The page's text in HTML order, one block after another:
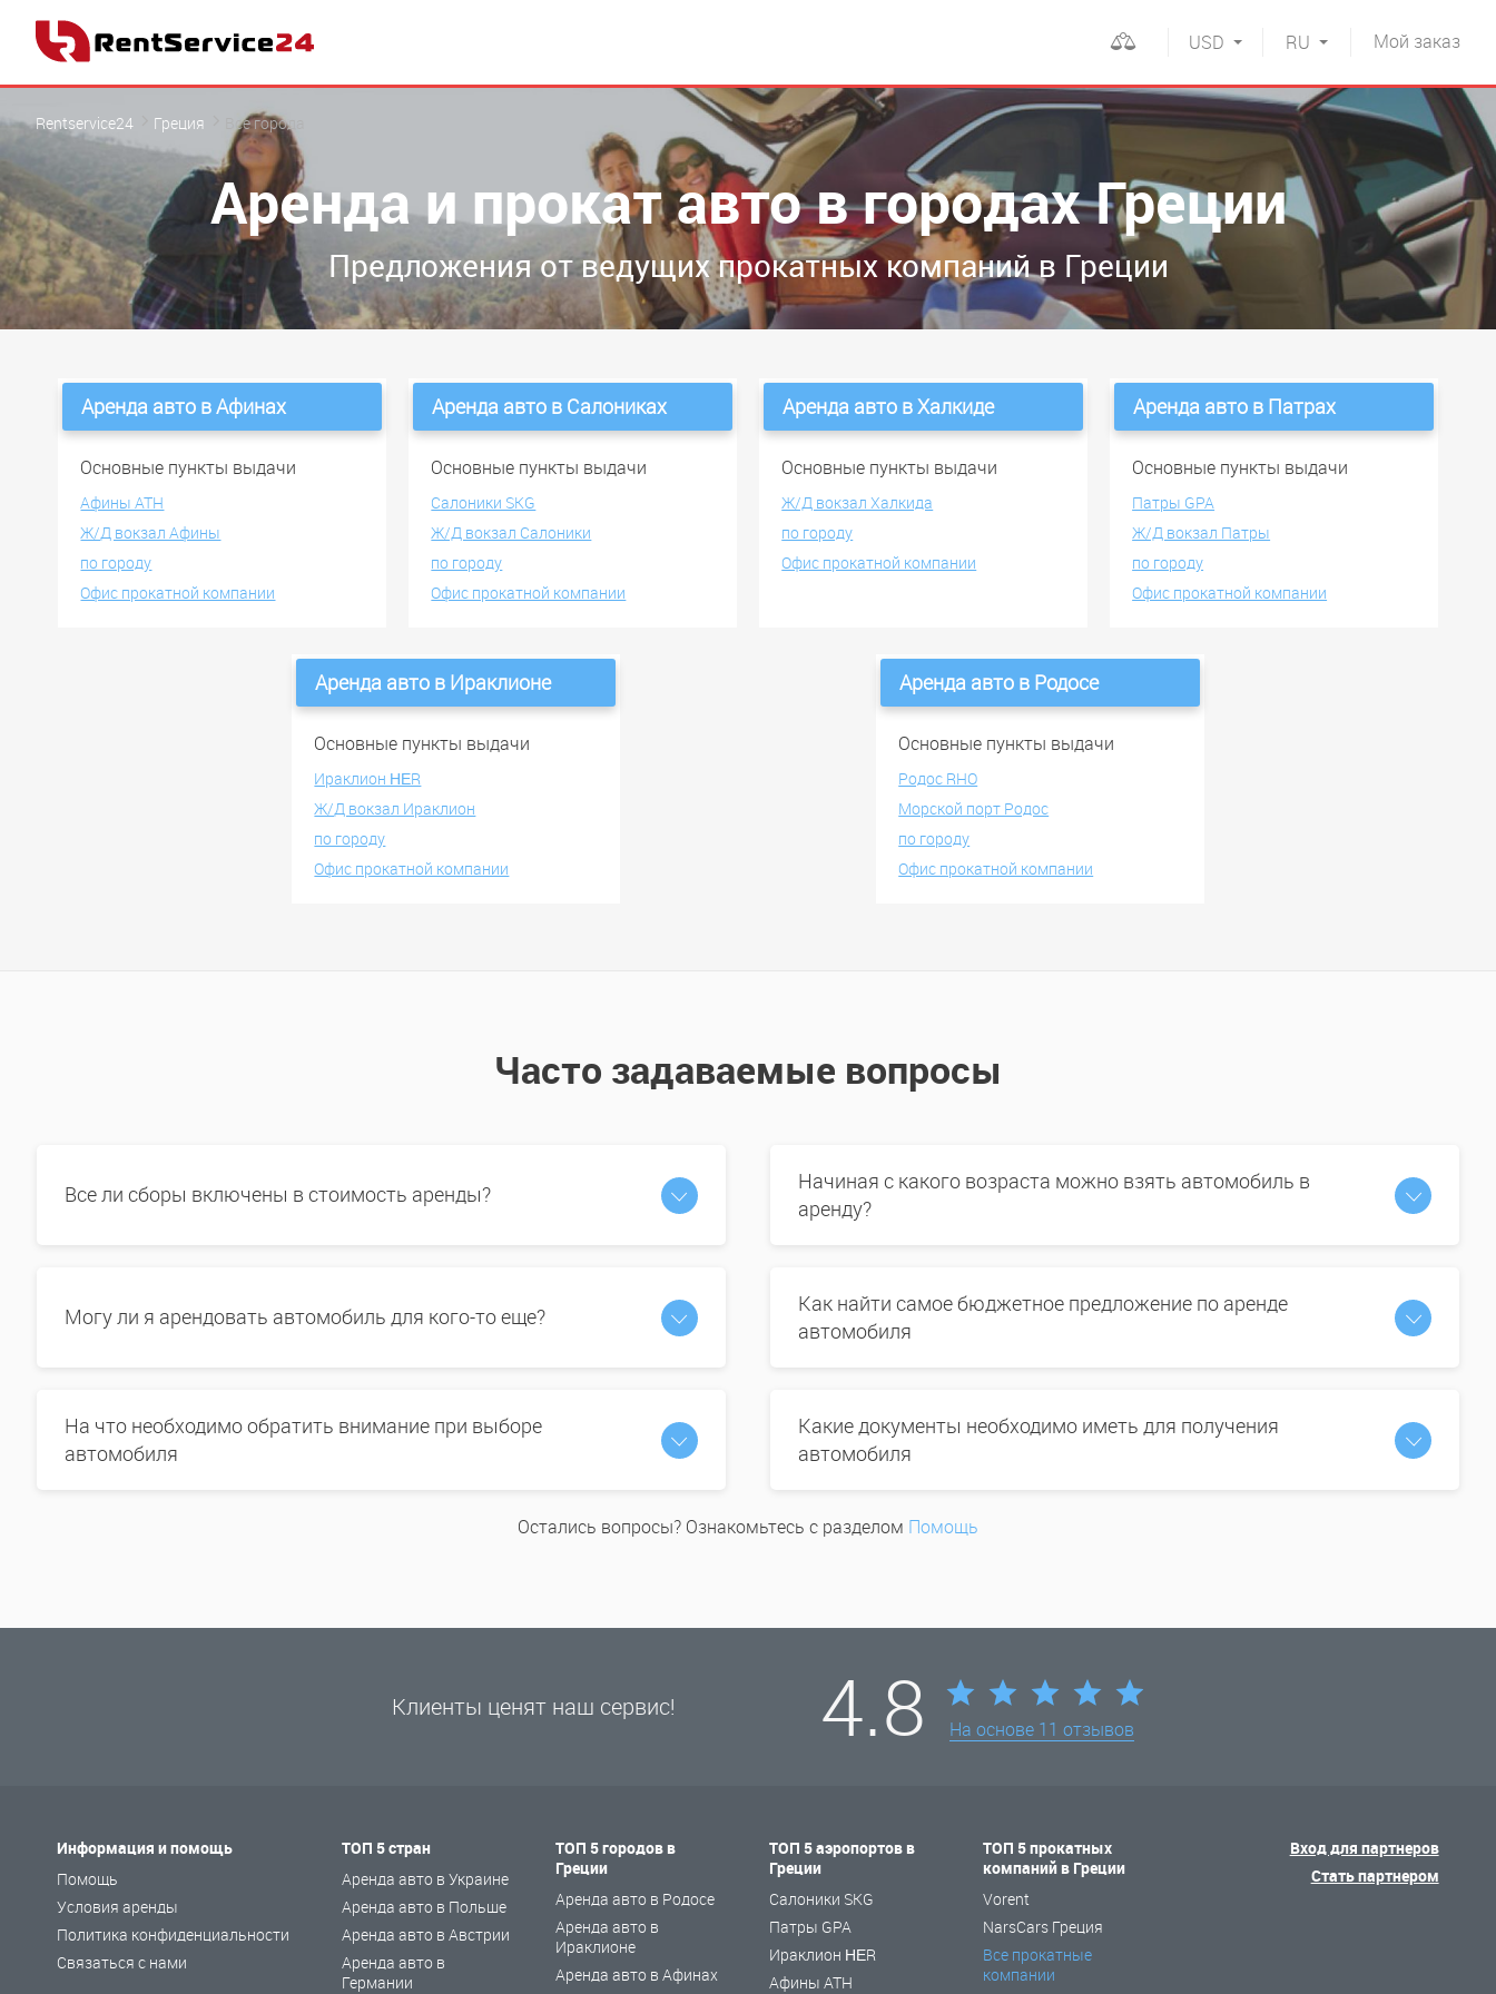
Мой заказ
RU
USD
Rentservice24 Греция Все города
Аренда и прокат авто в городах Греции
Предложения от ведущих прокатных компаний в Греции
Аренда авто в Афинах
Основные пункты выдачи
Афины ATH
Ж/Д вокзал Афины
по городу
Офис прокатной компании
Аренда авто в Салониках
Основные пункты выдачи
Салоники SKG
Ж/Д вокзал Салоники
по городу
Офис прокатной компании
Аренда авто в Халкиде
Основные пункты выдачи
Ж/Д вокзал Халкида
по городу
Офис прокатной компании
Аренда авто в Патрах
Основные пункты выдачи
Патры GPA
Ж/Д вокзал Патры
по городу
Офис прокатной компании
Аренда авто в Ираклионе
Основные пункты выдачи
Ираклион ΗΕR
Ж/Д вокзал Ираклион
по городу
Офис прокатной компании
Аренда авто в Родосе
Основные пункты выдачи
Родос RHO
Морской порт Родос
по городу
Офис прокатной компании
Часто задаваемые вопросы
Все ли сборы включены в стоимость аренды?
Начиная с какого возраста можно взять автомобиль в
аренду?
Могу ли я арендовать автомобиль для кого-то еще?
Как найти самое бюджетное предложение по аренде
автомобиля
На что необходимо обратить внимание при выборе
автомобиля
Какие документы необходимо иметь для получения
автомобиля
Остались вопросы? Ознакомьтесь с разделом Помощь
Клиенты ценят наш сервис! 4.8 На основе 11 отзывов
Информация и помощь
Помощь
Условия аренды
Политика конфиденциальности
Связаться с нами
ТОП 5 стран
Аренда авто в Украине
Аренда авто в Польше
Аренда авто в Австрии
Аренда авто в
Германии
ТОП 5 городов в
Греции
Аренда авто в Родосе
Аренда авто в
Ираклионе
Аренда авто в Афинах
ТОП 5 аэропортов в
Греции
Салоники SKG
Патры GPA
Ираклион ΗΕR
Афины ATH
ТОП 5 прокатных
компаний в Греции
Vorent
NarsCars Греция
Все прокатные
компании
Вход для партнеров
Стать партнером